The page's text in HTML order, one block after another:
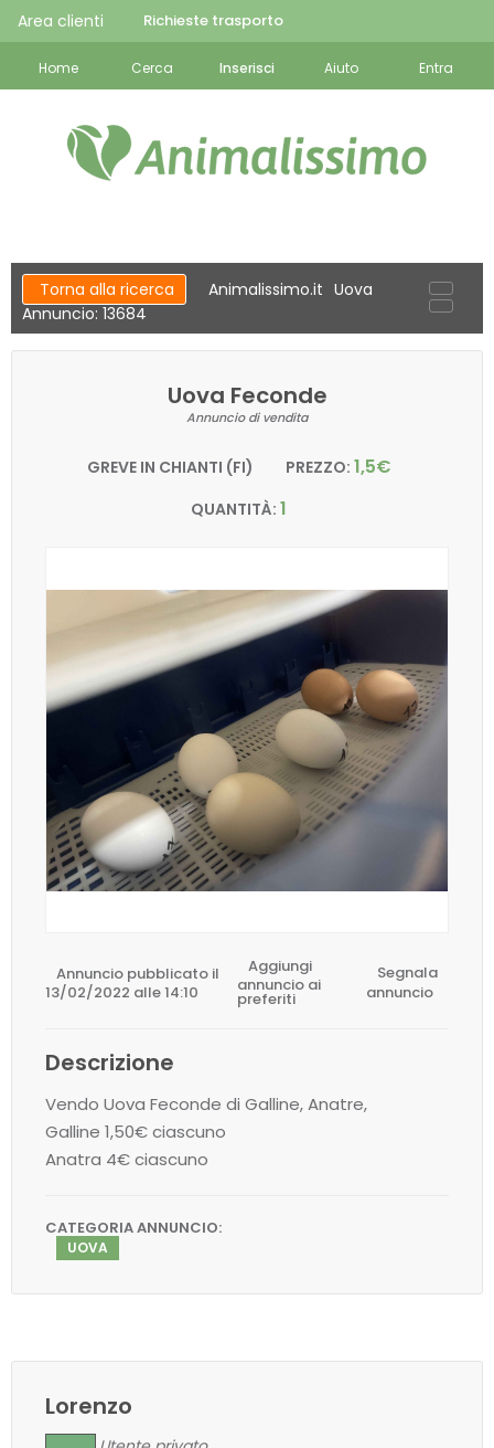
Area clienti Richieste trasporto
Home Cerca Inserisci Aiuto Entra
Torna alla ricerca Animalissimo.it Uova
Annuncio: 13684
Uova Feconde
Annuncio di vendita
GREVE IN CHIANTI (FI) PREZZO: 1,5€
QUANTITÀ: 1
Annuncio pubblicato il
13/02/2022 alle 14:10
Aggiungi
annuncio ai
preferiti
Segnala
annuncio
Descrizione
Vendo Uova Feconde di Galline, Anatre,
Galline 1,50€ ciascuno
Anatra 4€ ciascuno
CATEGORIA ANNUNCIO:
UOVA
Lorenzo